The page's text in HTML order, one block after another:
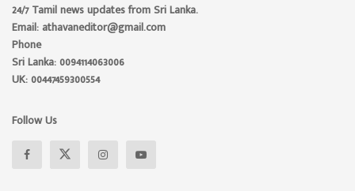
24/7 Tamil news updates from Sri Lanka.
Email: athavaneditor@gmail.com
Phone
Sri Lanka: 0094114063006
UK: 00447459300554
Follow Us